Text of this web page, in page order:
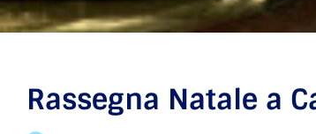
Rassegna Natale a